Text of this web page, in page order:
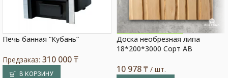
Печь банная “Кубань”
Предзаказ: 310 000₸
В КОРЗИНУ
Акция на товар!
Доска необрезная липа
18*200*3000 Сорт АВ
10 978₸ / шт.